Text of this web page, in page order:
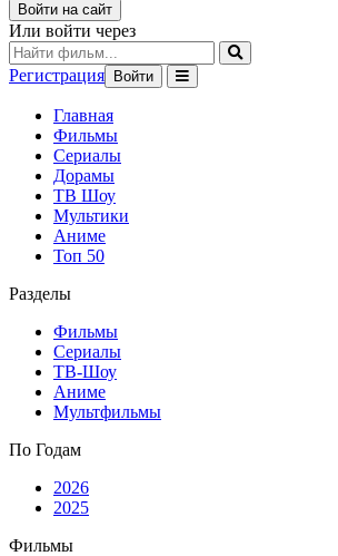
Войти на сайт
Или войти через
Регистрация Войти
Главная
Фильмы
Сериалы
Дорамы
ТВ Шоу
Мультики
Аниме
Топ 50
Разделы
Фильмы
Сериалы
ТВ-Шоу
Аниме
Мультфильмы
По Годам
2026
2025
Фильмы